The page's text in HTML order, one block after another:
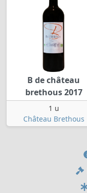
B de château
brethous 2017
1 u
Château Brethous